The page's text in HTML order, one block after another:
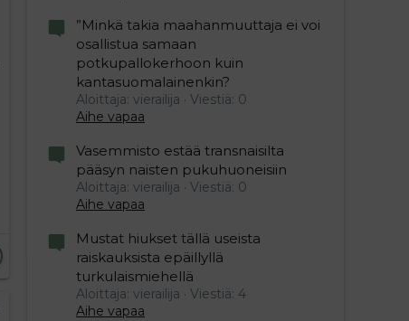
”Minkä takia maahanmuuttaja ei voi
osallistua samaan
potkupallokerhoon kuin
kantasuomalainenkin?
Aloittaja: vierailija
Viestiä: 0
Aihe vapaa
Vasemmisto estää transnaisilta
pääsyn naisten pukuhuoneisiin
Aloittaja: vierailija
Viestiä: 0
Aihe vapaa
Mustat hiukset tällä useista
raiskauksista epäillyllä
turkulaismiehellä
Aloittaja: vierailija
Viestiä: 4
Aihe vapaa